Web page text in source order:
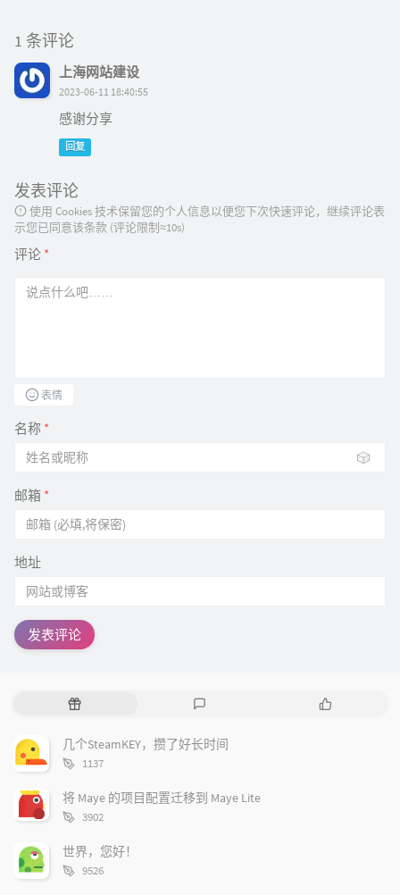
1 条评论
上海网站建设
2023-06-11 18:40:55
感谢分享
回复
发表评论
使用 Cookies 技术保留您的个人信息以便您下次快速评论，继续评论表
示您已同意该条款 (评论限制≈10s)
评论 *
表情
名称 *
🎲
邮箱 *
地址
随
文
章
评
几个SteamKEY，攒了好长时间
字
1137
将 Maye 的项目配置迁移到 Maye Lite
字
3902
世界，您好！
字
9526